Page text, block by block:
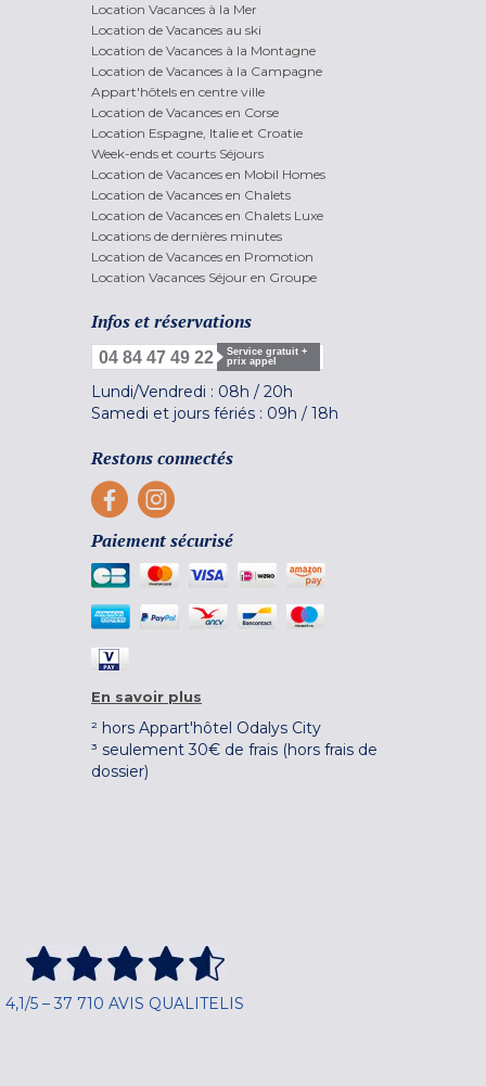
Location Vacances à la Mer
Location de Vacances au ski
Location de Vacances à la Montagne
Location de Vacances à la Campagne
Appart'hôtels en centre ville
Location de Vacances en Corse
Location Espagne, Italie et Croatie
Week-ends et courts Séjours
Location de Vacances en Mobil Homes
Location de Vacances en Chalets
Location de Vacances en Chalets Luxe
Locations de dernières minutes
Location de Vacances en Promotion
Location Vacances Séjour en Groupe
Infos et réservations
04 84 47 49 22
Service gratuit +
prix appel
Lundi/Vendredi : 08h / 20h
Samedi et jours fériés : 09h / 18h
Restons connectés
Paiement sécurisé
En savoir plus
² hors Appart'hôtel Odalys City
³ seulement 30€ de frais (hors frais de
dossier)
4,1/5 – 37 710 AVIS QUALITELIS